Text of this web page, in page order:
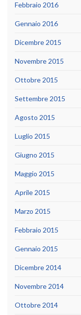
Febbraio 2016
Gennaio 2016
Dicembre 2015
Novembre 2015
Ottobre 2015
Settembre 2015
Agosto 2015
Luglio 2015
Giugno 2015
Maggio 2015
Aprile 2015
Marzo 2015
Febbraio 2015
Gennaio 2015
Dicembre 2014
Novembre 2014
Ottobre 2014